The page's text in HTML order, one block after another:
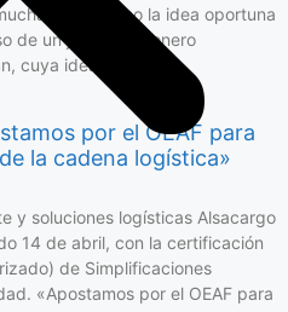
ideas, sino la idea oportuna
de un joven camionero
cuya idea
por el OEAF para
la cadena logística»
y soluciones logísticas Alsacargo
14 de abril, con la certificación
de Simplificaciones
«Apostamos por el OEAF para